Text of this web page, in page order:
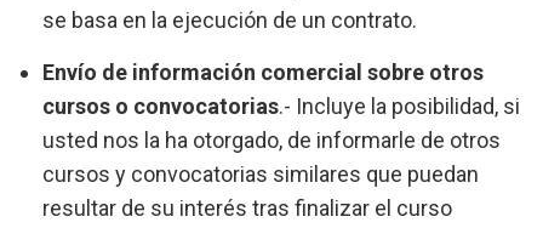
se basa en la ejecución de un contrato.
Envío de información comercial sobre otros
cursos o convocatorias.- Incluye la posibilidad, si
usted nos la ha otorgado, de informarle de otros
cursos y convocatorias similares que puedan
resultar de su interés tras finalizar el curso